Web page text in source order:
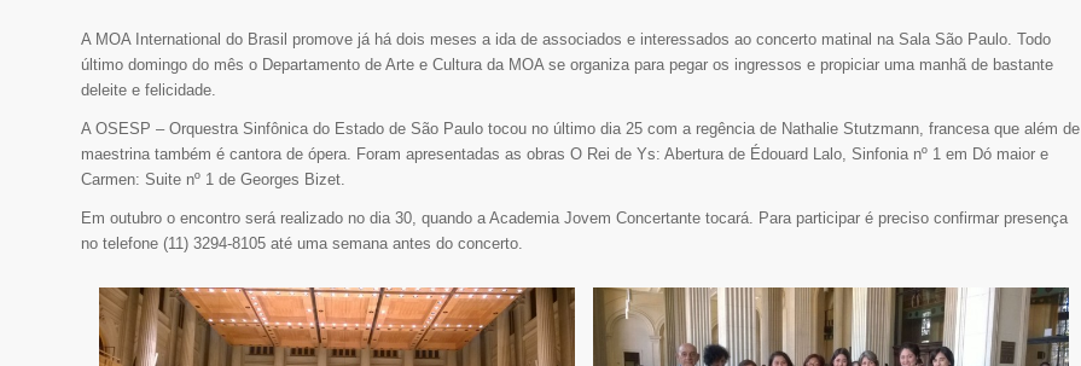
A MOA International do Brasil promove já há dois meses a ida de associados e interessados ao concerto matinal na Sala São Paulo. Todo
último domingo do mês o Departamento de Arte e Cultura da MOA se organiza para pegar os ingressos e propiciar uma manhã de bastante
deleite e felicidade.
A OSESP – Orquestra Sinfônica do Estado de São Paulo tocou no último dia 25 com a regência de Nathalie Stutzmann, francesa que além de
maestrina também é cantora de ópera. Foram apresentadas as obras O Rei de Ys: Abertura de Édouard Lalo, Sinfonia nº 1 em Dó maior e
Carmen: Suite nº 1 de Georges Bizet.
Em outubro o encontro será realizado no dia 30, quando a Academia Jovem Concertante tocará. Para participar é preciso confirmar presença
no telefone (11) 3294-8105 até uma semana antes do concerto.